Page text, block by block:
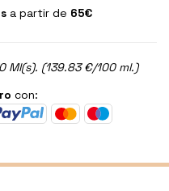
a partir de 65€
Ml(s). (139.83 €/100 ml.)
con: